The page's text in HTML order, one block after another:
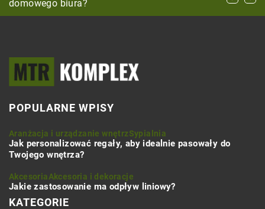
naczyń?
domowego biura?
mieszkalną?
POPULARNE WPISY
Aranżacja i urządzanie wnętrzSypialnia
Jak personalizować regały, aby idealnie pasowały do
Twojego wnętrza?
AkcesoriaAkcesoria i dekoracje
Jakie zastosowanie ma odpływ liniowy?
KATEGORIE